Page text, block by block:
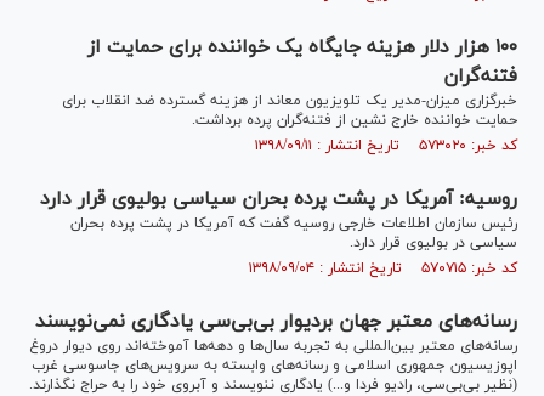
۱۰۰ هزار دلار هزینه جایگاه یک خواننده برای حمایت از
فتنه‌گران
خبرگزاری میزان-مدیر یک تلویزیون معاند از هزینه گسترده ضد انقلاب برای
حمایت خواننده خارج نشین از فتنه‌گران پرده برداشت.
کد خبر: ۵۷۳۰۲۰ تاریخ انتشار : ۱۳۹۸/۰۹/۱۱
روسیه: آمریکا در پشت پرده بحران سیاسی بولیوی قرار دارد
رئیس سازمان اطلاعات خارجی روسیه گفت که آمریکا در پشت پرده بحران
سیاسی در بولیوی قرار دارد.
کد خبر: ۵۷۰۷۱۵ تاریخ انتشار : ۱۳۹۸/۰۹/۰۴
رسانه‌های معتبر جهان بردیوار بی‌بی‌سی یادگاری نمی‌نویسند
رسانه‌های معتبر بین‌المللی به تجربه سال‌ها و دهه‌ها آموخته‌اند روی دیوار دروغ
اپوزیسیون جمهوری اسلامی و رسانه‌های وابسته به سرویس‌های جاسوسی غرب
(نظیر بی‌بی‌سی، رادیو فردا و...) یادگاری ننویسند و آبروی خود را به حراج نگذارند.